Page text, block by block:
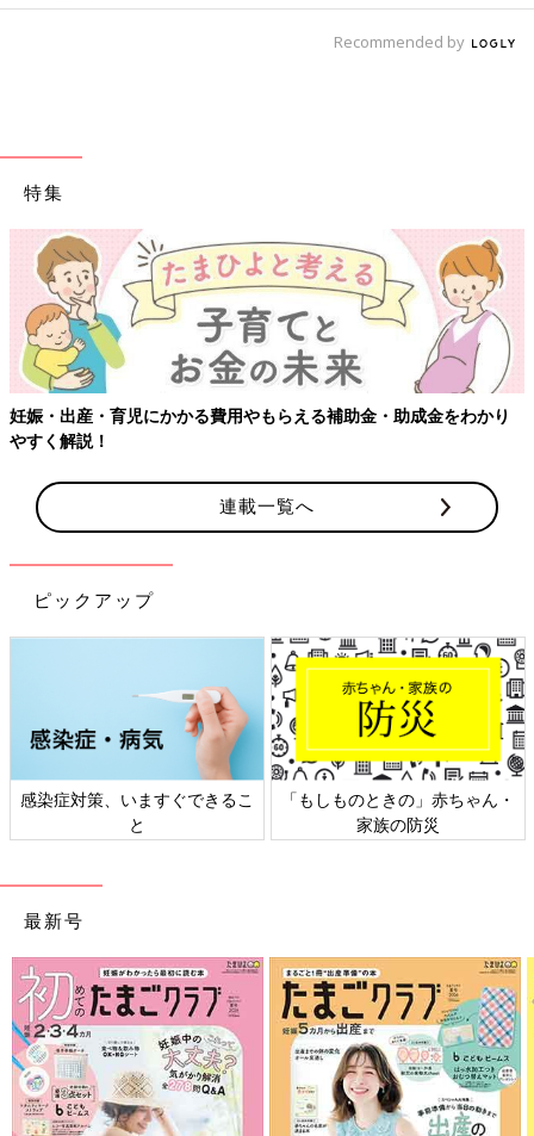
Recommended by
特集
妊娠・出産・育児にかかる費用やもらえる補助金・助成金をわかり
やすく解説！
連載一覧へ
ピックアップ
感染症対策、いますぐできるこ
と
「もしものときの」赤ちゃん・
家族の防災
最新号